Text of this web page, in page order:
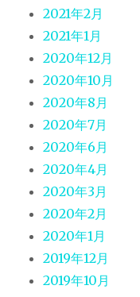
2021年2月
2021年1月
2020年12月
2020年10月
2020年8月
2020年7月
2020年6月
2020年4月
2020年3月
2020年2月
2020年1月
2019年12月
2019年10月